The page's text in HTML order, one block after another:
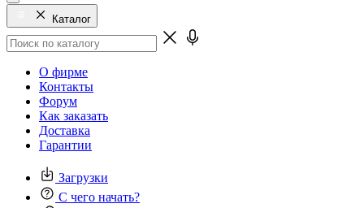
Каталог
О фирме
Контакты
Форум
Как заказать
Доставка
Гарантии
Загрузки
С чего начать?